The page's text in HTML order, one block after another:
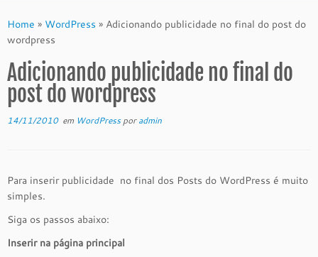
content
Home » WordPress » Adicionando publicidade no final do post do
wordpress
Adicionando publicidade no final do
post do wordpress
14/11/2010em WordPressporadmin
Para inserir publicidade no final dos Posts do WordPress é muito
simples.
Siga os passos abaixo:
Inserir na página principal